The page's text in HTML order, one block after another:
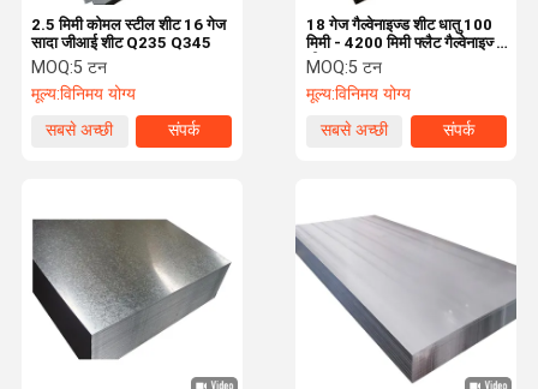
2.5 मिमी कोमल स्टील शीट 16 गेज
सादा जीआई शीट Q235 Q345
MOQ:5 टन
मूल्य:विनिमय योग्य
सबसे अच्छी
संपर्क
18 गेज गैल्वेनाइज्ड शीट धातु 100
मिमी - 4200 मिमी फ्लैट गैल्वेनाइज्ड
शीट
MOQ:5 टन
मूल्य:विनिमय योग्य
सबसे अच्छी
संपर्क